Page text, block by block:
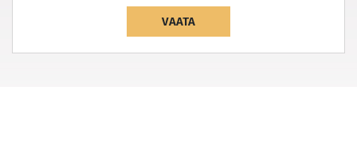
VAATA